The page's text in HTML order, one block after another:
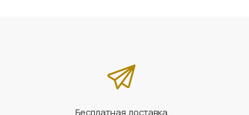
Бесплатная доставка